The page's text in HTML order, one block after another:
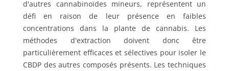
d'autres cannabinoïdes mineurs, représentent un
défi en raison de leur présence en faibles
concentrations dans la plante de cannabis. Les
méthodes d'extraction doivent donc être
particulièrement efficaces et sélectives pour isoler le
CBDP des autres composés présents. Les techniques